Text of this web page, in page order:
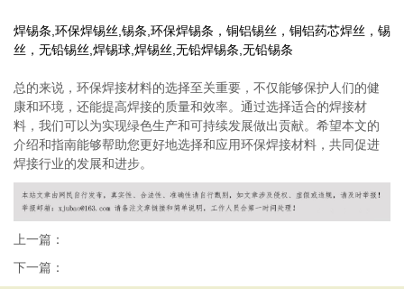
焊锡条,环保焊锡丝,锡条,环保焊锡条，铜铝锡丝，铜铝药芯焊丝，锡
丝，无铅锡丝,焊锡球,焊锡丝,无铅焊锡条,无铅锡条
总的来说，环保焊接材料的选择至关重要，不仅能够保护人们的健
康和环境，还能提高焊接的质量和效率。通过选择适合的焊接材
料，我们可以为实现绿色生产和可持续发展做出贡献。希望本文的
介绍和指南能够帮助您更好地选择和应用环保焊接材料，共同促进
焊接行业的发展和进步。
上一篇：
下一篇：